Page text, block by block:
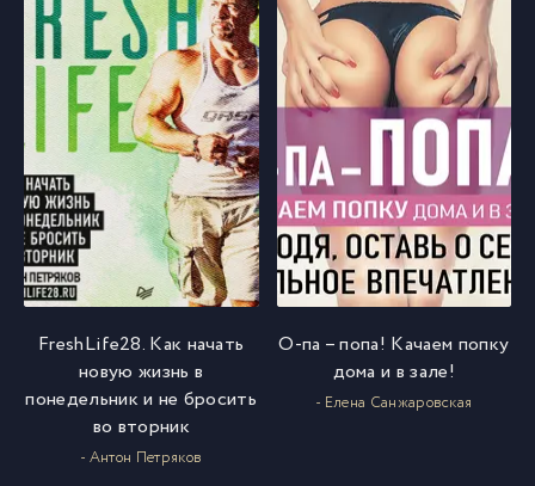
FreshLife28. Как начать
новую жизнь в
понедельник и не бросить
во вторник
- Антон Петряков
О-па – попа! Качаем попку
дома и в зале!
- Елена Санжаровская